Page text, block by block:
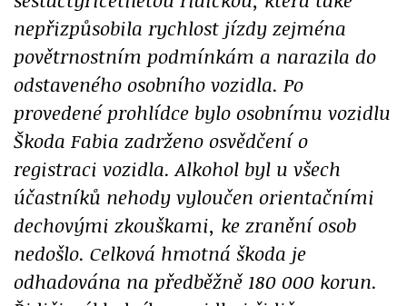
nepřizpůsobila rychlost jízdy zejména
povětrnostním podmínkám a narazila do
odstaveného osobního vozidla. Po
provedené prohlídce bylo osobnímu vozidlu
Škoda Fabia zadrženo osvědčení o
registraci vozidla. Alkohol byl u všech
účastníků nehody vyloučen orientačními
dechovými zkouškami, ke zranění osob
nedošlo. Celková hmotná škoda je
odhadována na předběžně 180 000 korun.